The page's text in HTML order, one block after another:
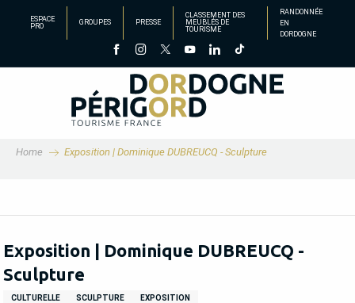
principal
ESPACE
PRO
GROUPES PRESSE
CLASSEMENT DES
MEUBLÉS DE
TOURISME
RANDONNÉE
EN
DORDOGNE
Home Exposition | Dominique DUBREUCQ - Sculpture
Exposition | Dominique DUBREUCQ -
Sculpture
CULTURELLE SCULPTURE EXPOSITION